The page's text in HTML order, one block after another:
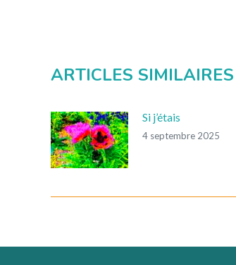
ARTICLES SIMILAIRES
Si j’étais
4 septembre 2025